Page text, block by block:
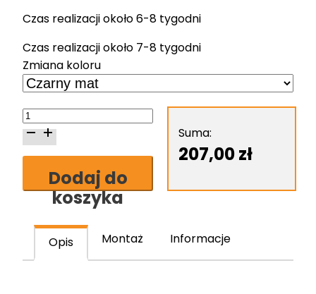
Czas realizacji około 6-8 tygodni
Czas realizacji około 7-8 tygodni
Zmiana koloru
ilość
Klamka
Nomet
czarny
1961-
Dodaj do
koszyka
Suma:
207,00zł
Opis Montaż Informacje